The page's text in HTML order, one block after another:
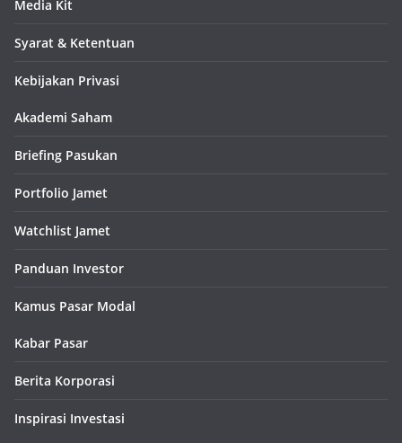
Media Kit
Syarat & Ketentuan
Kebijakan Privasi
Akademi Saham
Briefing Pasukan
Portfolio Jamet
Watchlist Jamet
Panduan Investor
Kamus Pasar Modal
Kabar Pasar
Berita Korporasi
Inspirasi Investasi